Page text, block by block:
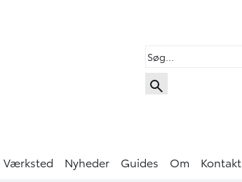
Værksted Nyheder Guides Om Kontakt